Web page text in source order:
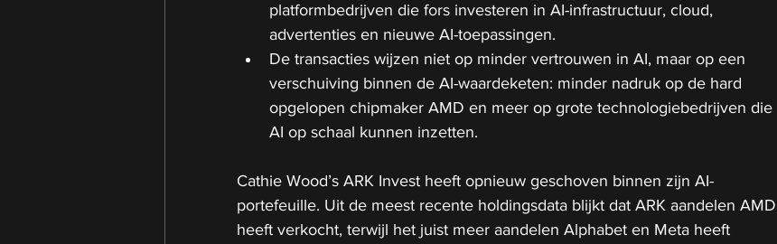
platformbedrijven die fors investeren in AI-infrastructuur, cloud,
advertenties en nieuwe AI-toepassingen.
De transacties wijzen niet op minder vertrouwen in AI, maar op een
verschuiving binnen de AI-waardeketen: minder nadruk op de hard
opgelopen chipmaker AMD en meer op grote technologiebedrijven die
AI op schaal kunnen inzetten.
Cathie Wood’s ARK Invest heeft opnieuw geschoven binnen zijn AI-
portefeuille. Uit de meest recente holdingsdata blijkt dat ARK aandelen AMD
heeft verkocht, terwijl het juist meer aandelen Alphabet en Meta heeft